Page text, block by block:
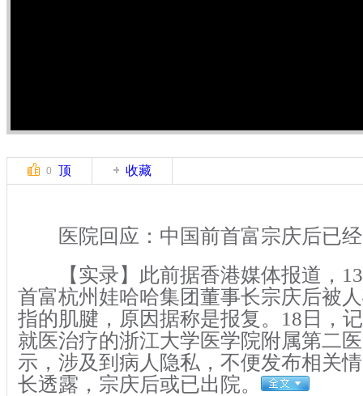
0 顶 收藏
医院回应：中国前首富宗庆后已
【实录】此前据香港媒体报道，13
首富杭州娃哈哈集团董事长宗庆后被
指的肌腱，原因据称是报复。18日，
就医治疗的浙江大学医学院附属第二
示，涉及到病人隐私，不便发布相关
长透露，宗庆后或已出院。